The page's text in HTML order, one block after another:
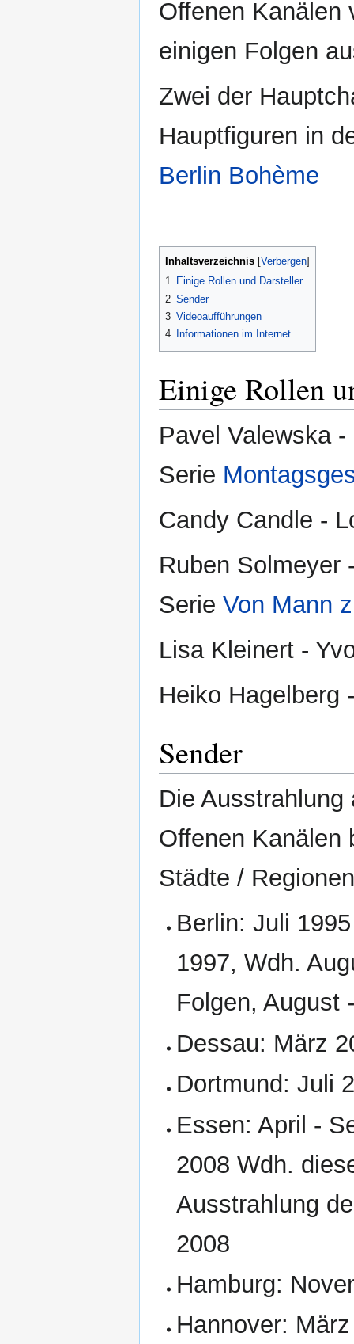
Offenen Kanälen
einigen Folgen
Zwei der
Hauptfiguren in
Berlin Bohème
Inhaltsverzeichnis
1 Einige Rollen und Darsteller
2 Sender
3 Videoaufführungen
4
Informationen im Internet
Einige Rollen
Pavel Valewska
Serie
Candy Candle -
Ruben Solmeyer
Serie Von Mann
Lisa Kleinert -
Heiko Hagelberg
Sender
Die
Offenen Kanälen
Städte /
Berlin: Juli
1997, Wdh.
Folgen, August
Dessau: März
Dortmund: Juli
Essen: April -
2008 Wdh.
Ausstrahlung
2008
Hamburg:
Hannover: